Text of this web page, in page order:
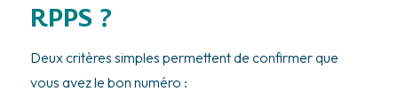
RPPS ?
Deux critères simples permettent de confirmer que
vous avez le bon numéro :